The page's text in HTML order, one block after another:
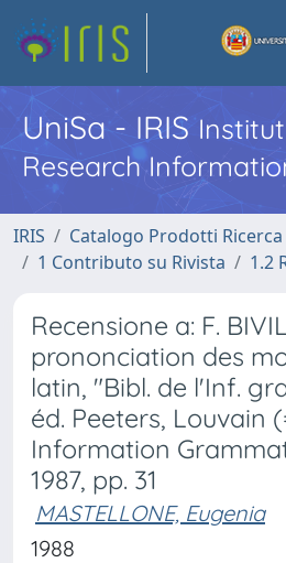
UniSa - IRIS
Research
IRIS
Catalogo Prodotti Ricerca
1 Contributo su Rivista
1.2
Recensione a: F.
prononciation des
latin, "Bibl. de l'Inf.
éd. Peeters, Louvain
Information
1987, pp. 31
MASTELLONE, Eugenia
1988